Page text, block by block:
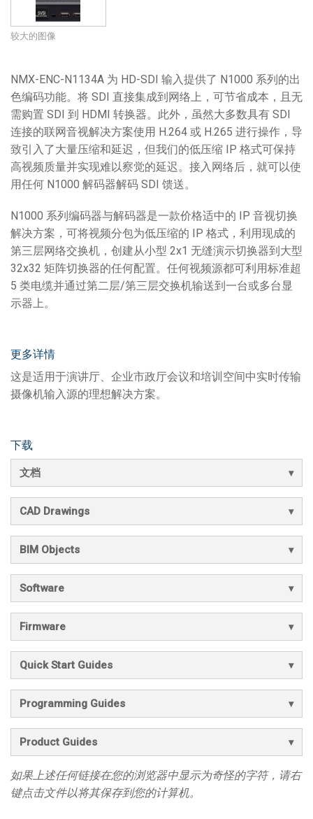
较大的图像
NMX-ENC-N1134A 为 HD-SDI 输入提供了 N1000 系列的出
色编码功能。将 SDI 直接集成到网络上，可节省成本，且无
需购置 SDI 到 HDMI 转换器。此外，虽然大多数具有 SDI
连接的联网音视解决方案使用 H.264 或 H.265 进行操作，导
致引入了大量压缩和延迟，但我们的低压缩 IP 格式可保持
高视频质量并实现难以察觉的延迟。接入网络后，就可以使
用任何 N1000 解码器解码 SDI 馈送。
N1000 系列编码器与解码器是一款价格适中的 IP 音视切换
解决方案，可将视频分包为低压缩的 IP 格式，利用现成的
第三层网络交换机，创建从小型 2x1 无缝演示切换器到大型
32x32 矩阵切换器的任何配置。任何视频源都可利用标准超
5 类电缆并通过第二层/第三层交换机输送到一台或多台显
示器上。
更多详情
这是适用于演讲厅、企业市政厅会议和培训空间中实时传输
摄像机输入源的理想解决方案。
下载
文档
CAD Drawings
BIM Objects
Software
Firmware
Quick Start Guides
Programming Guides
Product Guides
如果上述任何链接在您的浏览器中显示为奇怪的字符，请右
键点击文件以将其保存到您的计算机。